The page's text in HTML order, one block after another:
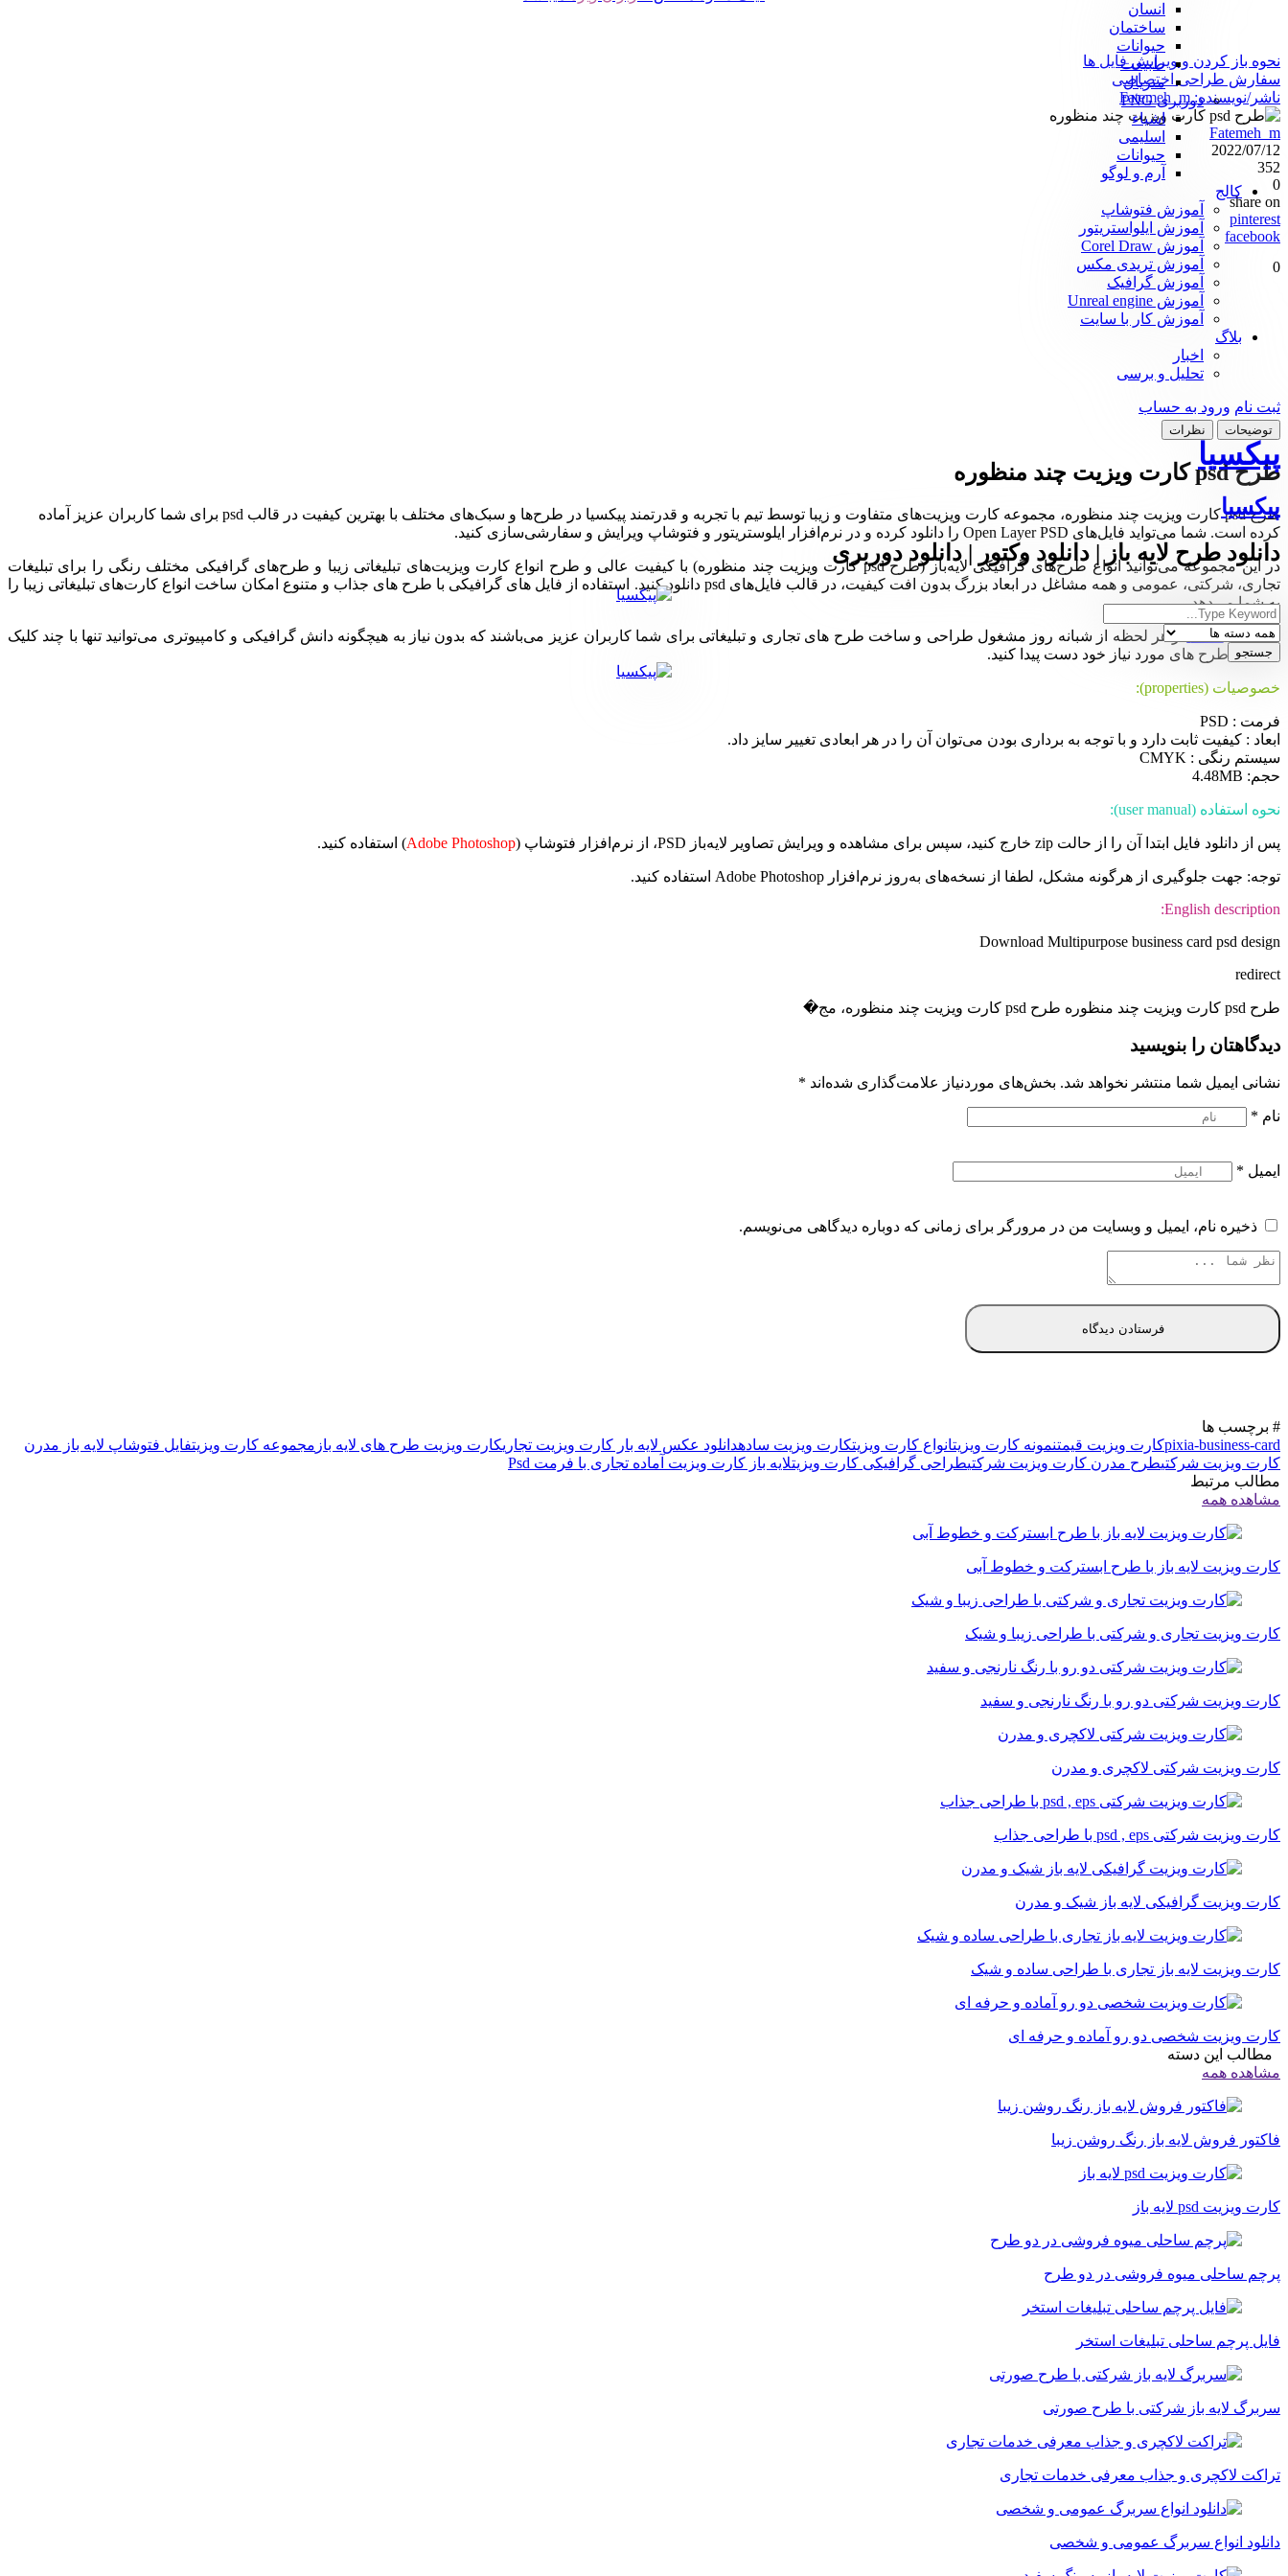
انسان
ساختمان
حیوانات
طبیعت
متریال
دوربری PNG
اشیاء
اسلیمی
حیوانات
آرم و لوگو
کالج
آموزش فتوشاپ
آموزش ایلواستریتور
آموزش Corel Draw
آموزش تریدی مکس
آموزش گرافیک
آموزش Unreal engine
آموزش کار با سایت
بلاگ
اخبار
تحلیل و برسی
ثبت نام ورود به حساب
پیکسیا
پیکسیا
دانلود طرح لایه باز | دانلود وکتور | دانلود دوربری
نحوه باز کردن و ویرایش فایل ها
سفارش طراحی اختصاصی
ناشر/نویسنده:Fatemeh_m
Fatemeh_m
2022/07/12
352
0
share on
pinterest
facebook
0
توضیحات نظرات
طرح psd کارت ویزیت چند منظوره
طرح psd کارت ویزیت چند منظوره، مجموعه کارت ویزیت‌های متفاوت و زیبا توسط تیم با تجربه و قدرتمند پیکسیا در طرح‌ها و سبک‌های مختلف با بهترین کیفیت در قالب psd برای شما کاربران عزیز آماده
کرده است. شما می‌تواید فایل‌های Open Layer PSD را دانلود کرده و در نرم‌افزار ایلوستریتور و فتوشاپ ویرایش و سفارشی‌سازی کنید.
در این مجموعه می‌توانید انواع طرح‌های گرافیکی لایه‌باز (طرح psd کارت ویزیت چند منظوره) با کیفیت عالی و طرح انواع کارت ویزیت‌های تبلیغاتی زیبا و طرح‌های گرافیکی مختلف رنگی را برای تبلیغات
تجاری، شرکتی، عمومی و همه مشاغل در ابعاد بزرگ بدون افت کیفیت، در قالب فایل‌های psd دانلود کنید. استفاده از فایل های گرافیکی با طرح های جذاب و متنوع امکان ساخت انواع کارت‌های تبلیغاتی زیبا را
به شما می‌دهد.
مجموعه Pixia
در هر لحظه از شبانه روز مشغول طراحی و ساخت طرح های تجاری و تبلیغاتی برای شما کاربران عزیز می‌باشند که بدون نیاز به هیچگونه دانش گرافیکی و کامپیوتری می‌توانید تنها با چند کلیک
ساده به طرح های مورد نیاز خود دست پیدا کنید.
خصوصیات (properties):
فرمت : PSD
ابعاد : کیفیت ثابت دارد و با توجه به برداری بودن می‌توان آن را در هر ابعادی تغییر سایز داد.
سیستم رنگی : CMYK
حجم: 4.48MB
نحوه استفاده (user manual):
پس از دانلود فایل ابتدا آن را از حالت zip خارج کنید، سپس برای مشاهده و ویرایش تصاویر لایه‌باز PSD، از نرم‌افزار فتوشاپ ( Adobe Photoshop) استفاده کنید.
توجه: جهت جلوگیری از هرگونه مشکل، لطفا از نسخه‌های به‌روز نرم‌افزار Adobe Photoshop استفاده کنید.
English description:
Download Multipurpose business card psd design
redirect
طرح psd کارت ویزیت چند منظوره طرح psd کارت ویزیت چند منظوره، مج�
دیدگاهتان را بنویسید
نشانی ایمیل شما منتشر نخواهد شد. بخش‌های موردنیاز علامت‌گذاری شده‌اند *
نام *
ایمیل *
ذخیره نام، ایمیل و وبسایت من در مرورگر برای زمانی که دوباره دیدگاهی می‌نویسم.
# برچسب ها
pixia-business-cardکارت ویزیت قیمتنمونه کارت ویزیتانواع کارت ویزیتکارت ویزیت سادهدانلود عکس لایه بار کارت ویزیت تجاریکارت ویزیت طرح های لایه باز مجموعه کارت ویزیتفایل فتوشاپ لایه باز مدرن
کارت ویزیت شرکتیطرح مدرن کارت ویزیت شرکتیطراحی گرافیکی کارت ویزیتلایه باز کارت ویزیت آماده تجاری با فرمت Psd
مطالب مرتبط
مشاهده همه
کارت ویزیت لایه باز با طرح ابسترکت و خطوط آبی
کارت ویزیت تجاری و شرکتی با طراحی زیبا و شیک
کارت ویزیت شرکتی دو رو با رنگ نارنجی و سفید
کارت ویزیت شرکتی لاکچری و مدرن
کارت ویزیت شرکتی psd , eps با طراحی جذاب
کارت ویزیت گرافیکی لایه باز شیک و مدرن
کارت ویزیت لایه باز تجاری با طراحی ساده و شیک
کارت ویزیت شخصی دو رو آماده و حرفه ای
مطالب این دسته
مشاهده همه
فاکتور فروش لایه باز رنگ روشن زیبا
کارت ویزیت psd لایه باز
پرچم ساحلی میوه فروشی در دو طرح
فایل پرچم ساحلی تبلیغات استخر
سربرگ لایه باز شرکتی با طرح صورتی
تراکت لاکچری و جذاب معرفی خدمات تجاری
دانلود انواع سربرگ عمومی و شخصی